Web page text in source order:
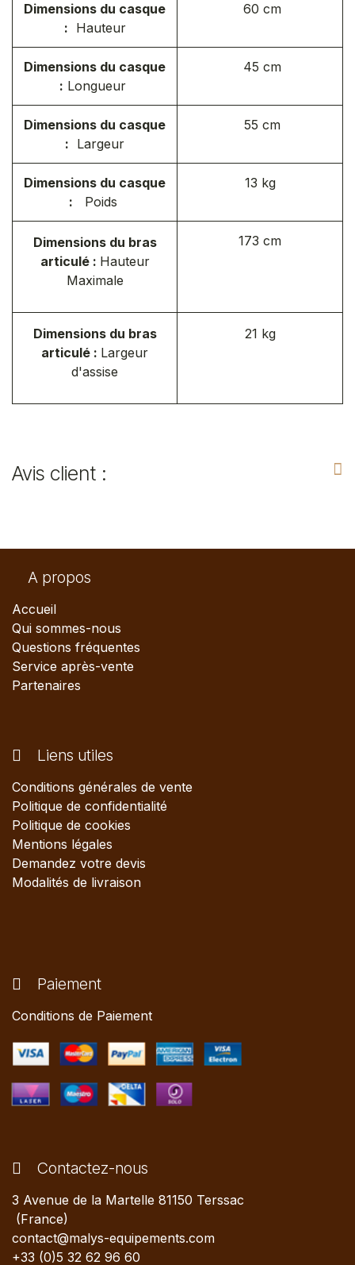
Dimensions du casque
: Hauteur
60 cm
Dimensions du casque
: Longueur
45 cm
Dimensions du casque
: Largeur
55 cm
Dimensions du casque
: Poids
13 kg
Dimensions du bras
articulé : Hauteur
Maximale
173 cm
Dimensions du bras
articulé : Largeur
d'assise
21 kg
Avis client :
A propos
Accueil
Qui sommes-nous
Questions fréquentes
Service après-vente
Partenaires
Liens utiles
Conditions générales de vente
Politique de confidentialité
Politique de cookies
Mentions légales
Demandez votre devis
Modalités de livraison
Paiement
Conditions de Paiement
Contactez-nous
3 Avenue de la Martelle 81150 Terssac
(France)
contact@malys-equipements.com
+33 (0)5 32 62 96 60